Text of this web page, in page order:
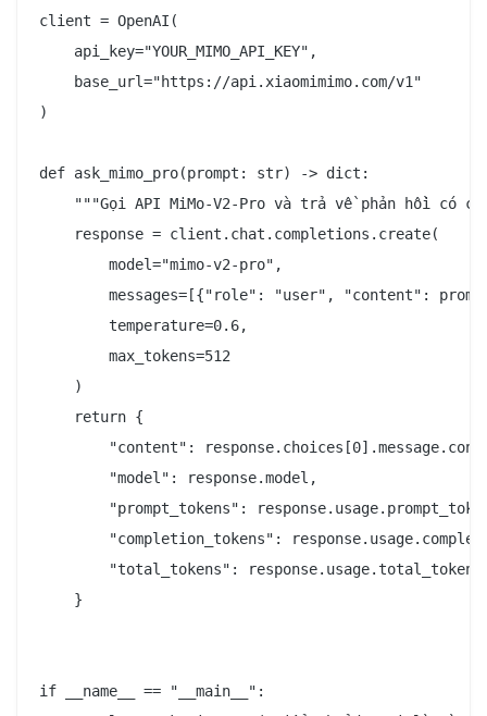
client = OpenAI(
    api_key="YOUR_MIMO_API_KEY",
    base_url="https://api.xiaomimimo.com/v1"
)
def ask_mimo_pro(prompt: str) -> dict:
"""Gọi API MiMo-V2-Pro và trả về phản hồi có
    response = client.chat.completions.create(
        model="mimo-v2-pro",
messages=[{"role": "user", "content":
        temperature=0.6,
        max_tokens=512
    )
    return {
"content":
        "model": response.model,
"prompt_tokens":
"completion_tokens":
"total_tokens":
    }
if __name__ == "__main__":